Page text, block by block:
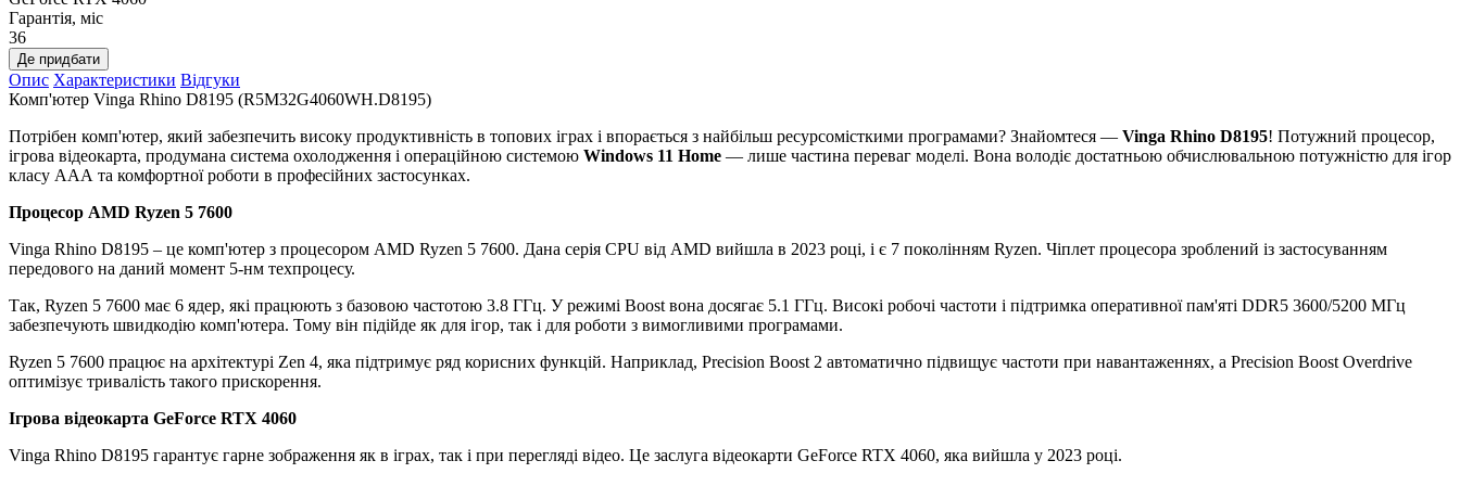
Гарантія, міс
36
Де придбати
Опис Характеристики Відгуки
Комп'ютер Vinga Rhino D8195 (R5M32G4060WH.D8195)
Потрібен комп'ютер, який забезпечить високу продуктивність в топових іграх і впорається з найбільш ресурсомісткими програмами? Знайомтеся — Vinga Rhino D8195! Потужний процесор,
ігрова відеокарта, продумана система охолодження і операційною системою Windows 11 Home — лише частина переваг моделі. Вона володіє достатньою обчислювальною потужністю для ігор
класу ААА та комфортної роботи в професійних застосунках.
Процесор AMD Ryzen 5 7600
Vinga Rhino D8195 – це комп'ютер з процесором AMD Ryzen 5 7600. Дана серія CPU від AMD вийшла в 2023 році, і є 7 поколінням Ryzen. Чіплет процесора зроблений із застосуванням
передового на даний момент 5-нм техпроцесу.
Так, Ryzen 5 7600 має 6 ядер, які працюють з базовою частотою 3.8 ГГц. У режимі Boost вона досягає 5.1 ГГц. Високі робочі частоти і підтримка оперативної пам'яті DDR5 3600/5200 МГц
забезпечують швидкодію комп'ютера. Тому він підійде як для ігор, так і для роботи з вимогливими програмами.
Ryzen 5 7600 працює на архітектурі Zen 4, яка підтримує ряд корисних функцій. Наприклад, Precision Boost 2 автоматично підвищує частоти при навантаженнях, а Precision Boost Overdrive
оптимізує тривалість такого прискорення.
Ігрова відеокарта GeForce RTX 4060
Vinga Rhino D8195 гарантує гарне зображення як в іграх, так і при перегляді відео. Це заслуга відеокарти GeForce RTX 4060, яка вийшла у 2023 році.